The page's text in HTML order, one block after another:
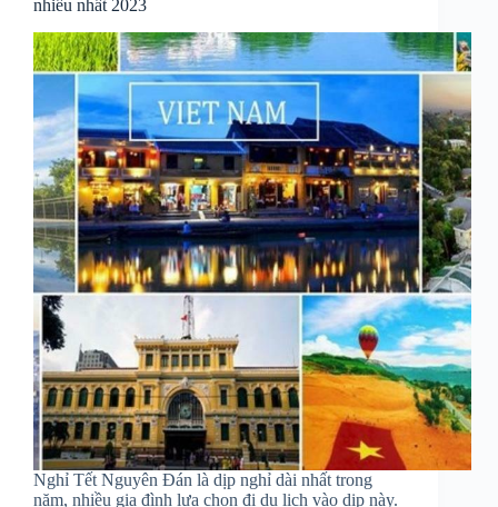
nhiều nhất 2023
Nghỉ Tết Nguyên Đán là dịp nghỉ dài nhất trong
năm, nhiều gia đình lựa chọn đi du lịch vào dịp này.